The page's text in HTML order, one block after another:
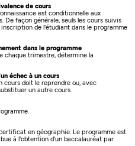
de cours
est conditionnelle aux
De façon générale, seuls les cours suivis
de l'étudiant dans le programme
dans le programme
chaque trimestre, détermine la
échec à un cours
cours doit le reprendre ou, avec
un autre cours.
en géographie. Le programme est
à l'obtention d'un baccalauréat par